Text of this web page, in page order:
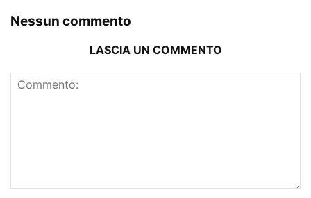
Nessun commento
LASCIA UN COMMENTO